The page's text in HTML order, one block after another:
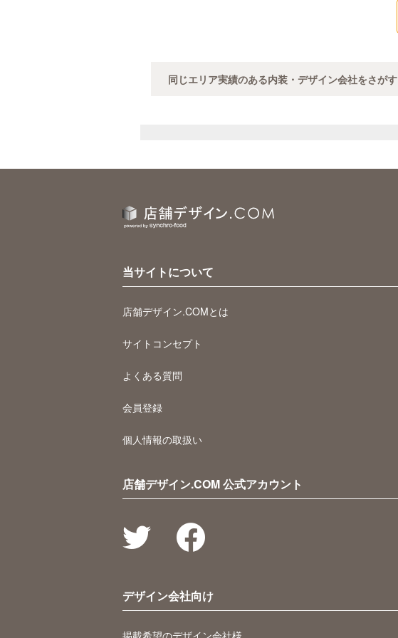
同じエリア実績のある内装・デザイン会社をさがす
当サイトについて
店舗デザイン.COMとは
サイトコンセプト
よくある質問
会員登録
個人情報の取扱い
店舗デザイン.COM 公式アカウント
デザイン会社向け
掲載希望のデザイン会社様